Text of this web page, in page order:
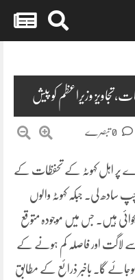
وزیراعظم کو پیش
وے پر اہل کہوٹہ کے تحفظات کے
سادھ لی۔ جبکہ کہوٹہ والوں
ہیں۔ جس میں موجودہ متوقع
لاگت اور فاصلہ کم ہونے کے
گا۔ باخبر ذرائع کے مطابق